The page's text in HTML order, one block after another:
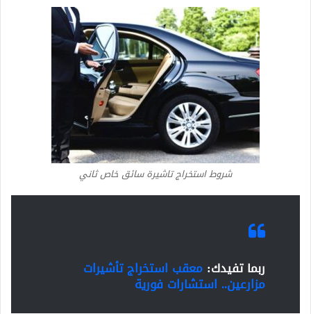
شروط استخراج تاشيرة سائق خاص ثاني
ربما تفيدك: معقب استخراج تأشيرات
مزارعين.. استشارات فورية